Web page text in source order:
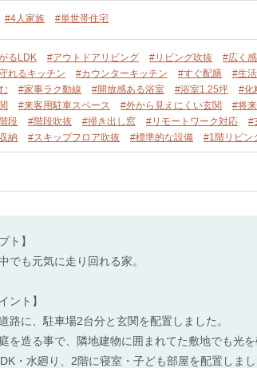
#4人家族 #単世帯住宅
るLDK #アウトドアリビング #リビング吹抜 #広く
れるキッチン
#カウンターキッチン #すぐ配膳 #生
#家事ラク動線 #開放感ある浴室 #浴室1.25坪 #化
#来客用駐車スペース #外から見えにくい玄関 #将
段
#階段吹抜 #掃き出し窓 #リモートワーク対応 #
納
#スキップフロア吹抜 #標準的な設備 #1階リビン
ト】
でも元気に走り回れる家。
ント】
路に、駐車場2台分と玄関を配置しました。
を造る事で、隣地建物に囲まれてた敷地でも光を
・水廻り、2階に寝室・子ども部屋を配置しまし